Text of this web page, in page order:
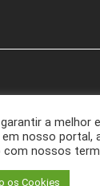
Remember to
a melhor
nosso portal,
nossos
os Cookies